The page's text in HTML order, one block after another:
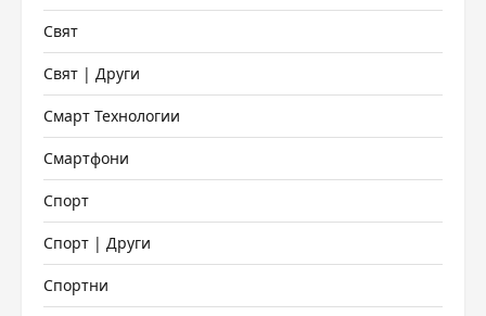
Свят
Свят | Други
Смарт Технологии
Смартфони
Спорт
Спорт | Други
Спортни